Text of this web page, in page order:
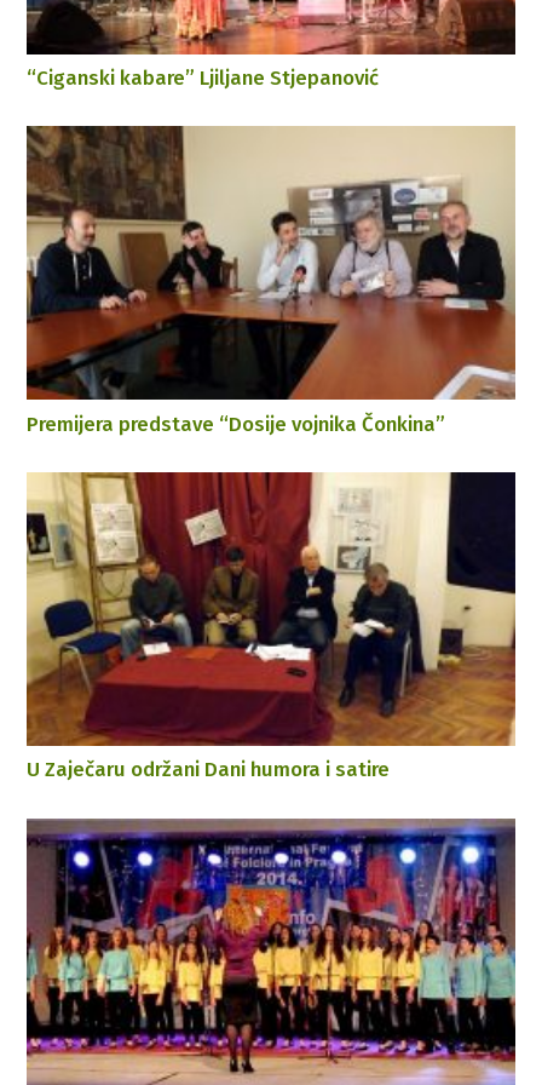
“Ciganski kabare” Ljiljane Stjepanović
Premijera predstave “Dosije vojnika Čonkina”
U Zaječaru održani Dani humora i satire